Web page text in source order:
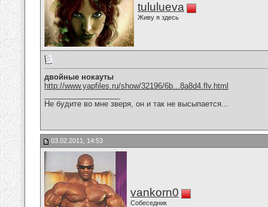
tululueva
Живу я здесь
двойные нокауты
http://www.yapfiles.ru/show/32196/6b...8a8d4.flv.html
Не будите во мне зверя, он и так не высыпается...
03.02.2011, 14:53
vankorn0
Собеседник